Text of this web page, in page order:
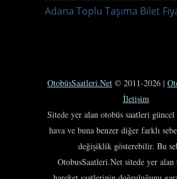
Adana Toplu Taşıma Bilet
OtobüsSaatleri.Net © 2011-2026 |
İletişim
Sitede yer alan otobüs saatleri
hava ve buna benzer diğer farklı
değişiklik gösterebilir. Bu
OtobusSaatleri.Net sitede yer alan